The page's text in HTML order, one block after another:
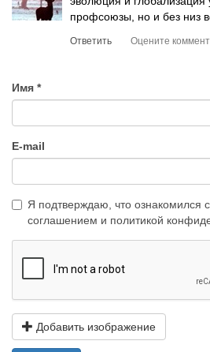
профсоюзы, но и без низ
Ответить Оцените
Имя
E-mail
Я подтверждаю, что ознакомился с
соглашением и политикой
Добавить изображение